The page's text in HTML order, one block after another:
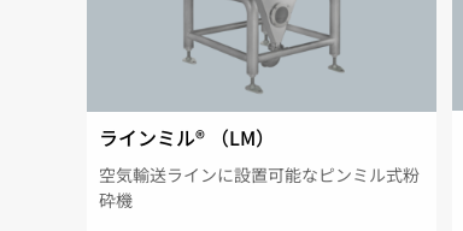
ラインミル®︎ （LM）
空気輸送ラインに設置可能なピンミル式粉
砕機